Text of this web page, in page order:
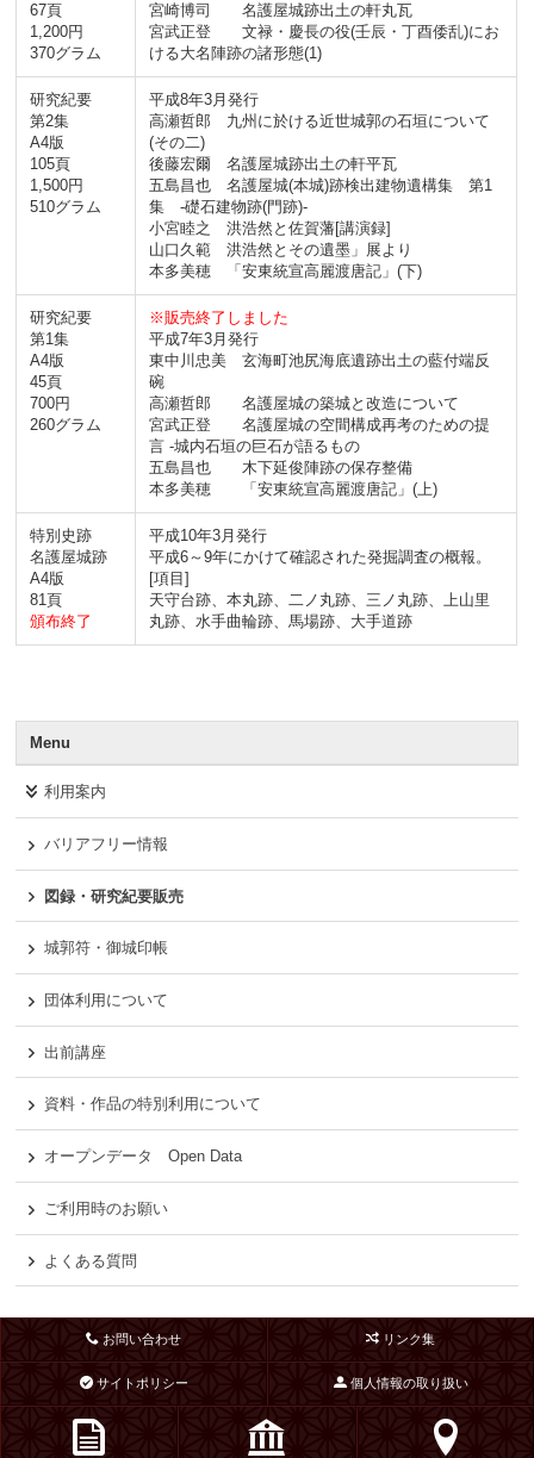
67頁
1,200円
370グラム
宮崎博司 名護屋城跡出土の軒丸瓦
宮武正登 文禄・慶長の役(壬辰・丁酉倭乱)にお
ける大名陣跡の諸形態(1)
研究紀要
第2集
A4版
105頁
1,500円
510グラム
平成8年3月発行
高瀬哲郎 九州に於ける近世城郭の石垣について
(その二)
後藤宏爾 名護屋城跡出土の軒平瓦
五島昌也 名護屋城(本城)跡検出建物遺構集 第1
集 -礎石建物跡(門跡)-
小宮睦之 洪浩然と佐賀藩[講演録]
山口久範 洪浩然とその遺墨」展より
本多美穂 「安東統宣高麗渡唐記」(下)
研究紀要
第1集
A4版
45頁
700円
260グラム
※販売終了しました
平成7年3月発行
東中川忠美 玄海町池尻海底遺跡出土の藍付端反
碗
高瀬哲郎 名護屋城の築城と改造について
宮武正登 名護屋城の空間構成再考のための提
言 -城内石垣の巨石が語るもの
五島昌也 木下延俊陣跡の保存整備
本多美穂 「安東統宣高麗渡唐記」(上)
特別史跡
名護屋城跡
A4版
81頁
頒布終了
平成10年3月発行
平成6～9年にかけて確認された発掘調査の概報。
[項目]
天守台跡、本丸跡、二ノ丸跡、三ノ丸跡、上山里
丸跡、水手曲輪跡、馬場跡、大手道跡
Menu
利用案内
バリアフリー情報
図録・研究紀要販売
城郭符・御城印帳
団体利用について
出前講座
資料・作品の特別利用について
オープンデータ Open Data
ご利用時のお願い
よくある質問
お問い合わせ リンク集
サイトポリシー 個人情報の取り扱い